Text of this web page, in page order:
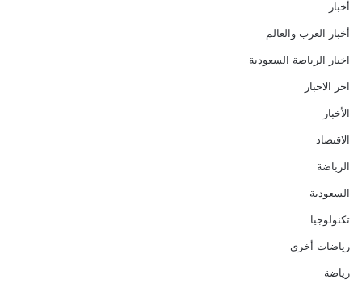
أخبار
أخبار العرب والعالم
اخبار الرياضة السعودية
اخر الاخبار
الأخبار
الاقتصاد
الرياضة
السعودية
تكنولوجيا
رياضات أخرى
رياضة